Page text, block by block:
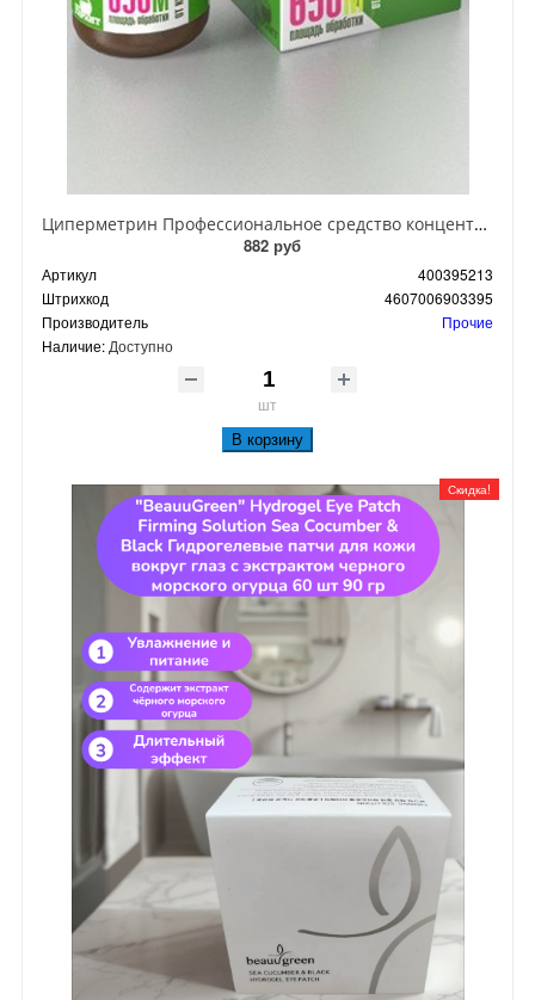
Циперметрин Профессиональное средство концентрат эмульсии 25% для уничтожения тараканов, мух,комаров, блох, клопов, муравьев, ос 50 мл
882 руб
Артикул
400395213
Штрихкод
4607006903395
Производитель
Прочие
Наличие: Доступно
шт
В корзину
Скидка!